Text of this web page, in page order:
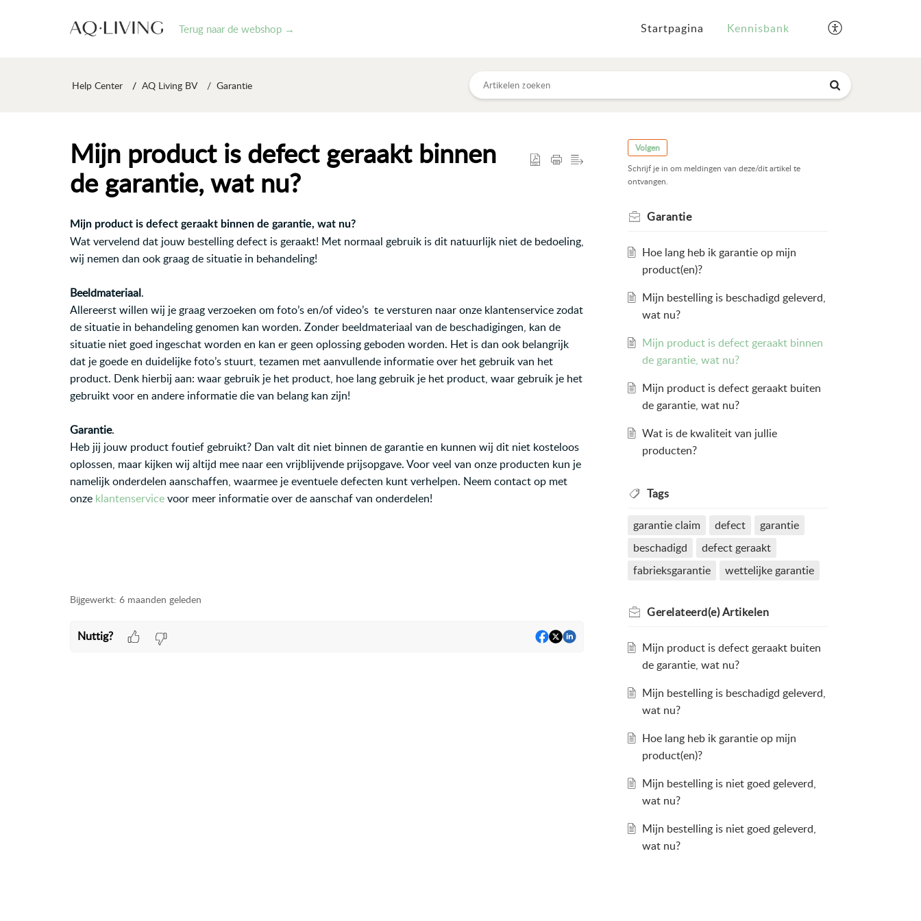
Terug naar de webshop → Startpagina Kennisbank
Help Center AQ Living BV Garantie
Mijn product is defect geraakt binnen
de garantie, wat nu?
Mijn product is defect geraakt binnen de garantie, wat nu?
Wat vervelend dat jouw bestelling defect is geraakt! Met normaal gebruik is dit natuurlijk niet de bedoeling,
wij nemen dan ook graag de situatie in behandeling!
Beeldmateriaal.
Allereerst willen wij je graag verzoeken om foto’s en/of video’s te versturen naar onze klantenservice zodat
de situatie in behandeling genomen kan worden. Zonder beeldmateriaal van de beschadigingen, kan de
situatie niet goed ingeschat worden en kan er geen oplossing geboden worden. Het is dan ook belangrijk
dat je goede en duidelijke foto’s stuurt, tezamen met aanvullende informatie over het gebruik van het
product. Denk hierbij aan: waar gebruik je het product, hoe lang gebruik je het product, waar gebruik je het
gebruikt voor en andere informatie die van belang kan zijn!
Garantie.
Heb jij jouw product foutief gebruikt? Dan valt dit niet binnen de garantie en kunnen wij dit niet kosteloos
oplossen, maar kijken wij altijd mee naar een vrijblijvende prijsopgave. Voor veel van onze producten kun je
namelijk onderdelen aanschaffen, waarmee je eventuele defecten kunt verhelpen. Neem contact op met
onze klantenservicevoor meer informatie over de aanschaf van onderdelen!
Bijgewerkt: 6 maanden geleden
Nuttig?
Volgen
Schrijf je in om meldingen van deze/dit artikel te
ontvangen.
Garantie
Hoe lang heb ik garantie op mijn
product(en)?
Mijn bestelling is beschadigd geleverd,
wat nu?
Mijn product is defect geraakt binnen
de garantie, wat nu?
Mijn product is defect geraakt buiten
de garantie, wat nu?
Wat is de kwaliteit van jullie
producten?
Tags
garantie claim defect
garantie
beschadigd
defect geraakt
fabrieksgarantie
wettelijke garantie
Gerelateerd(e)Artikelen
Mijn product is defect geraakt buiten
de garantie, wat nu?
Mijn bestelling is beschadigd geleverd,
wat nu?
Hoe lang heb ik garantie op mijn
product(en)?
Mijn bestelling is niet goed geleverd,
wat nu?
Mijn bestelling is niet goed geleverd,
wat nu?